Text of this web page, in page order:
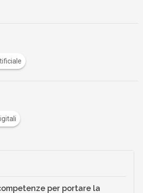
per portare la